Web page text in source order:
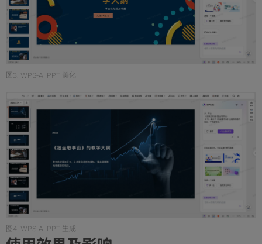
图3. WPS-AI PPT 美化
图4. WPS-AI PPT 生成